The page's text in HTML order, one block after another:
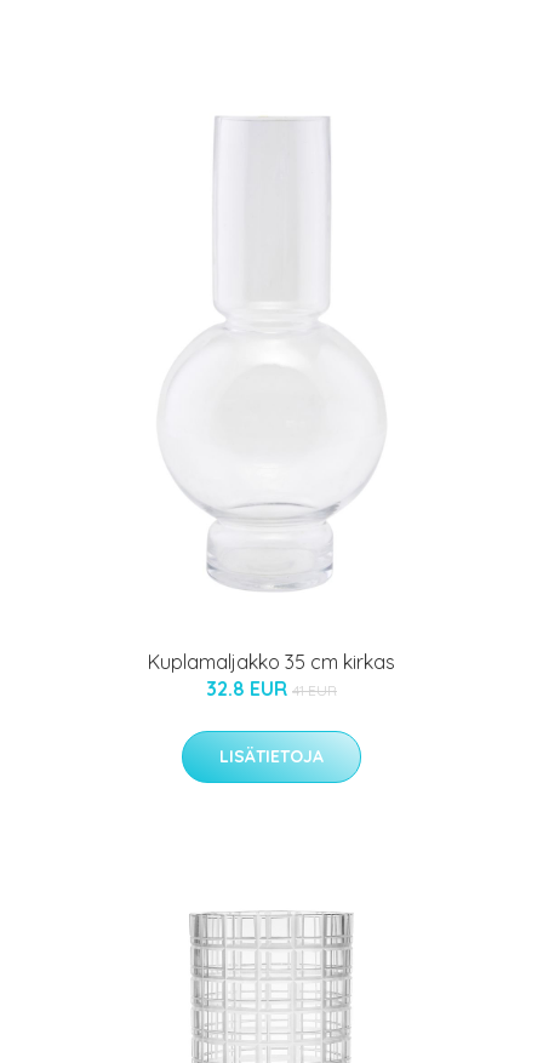
Kuplamaljakko 35 cm kirkas
32.8 EUR 41 EUR
LISÄTIETOJA